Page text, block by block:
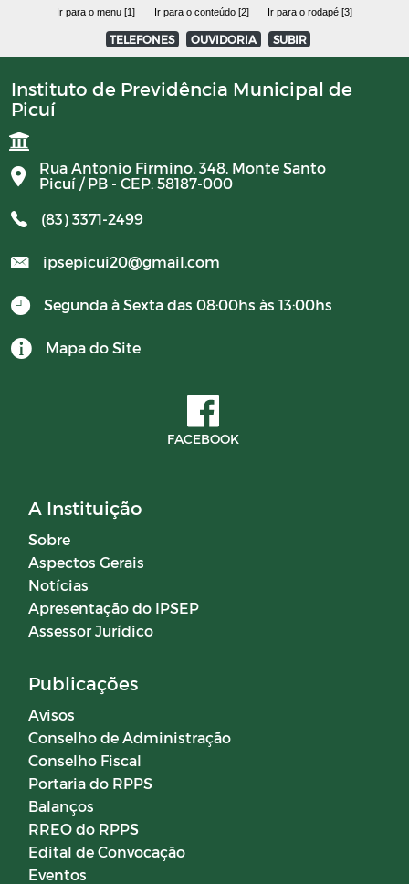
Ir para o menu [1] Ir para o conteúdo [2] Ir para o rodapé [3]
TELEFONES OUVIDORIA SUBIR
Instituto de Previdência Municipal de
Picuí
Rua Antonio Firmino, 348, Monte Santo
Picuí / PB - CEP: 58187-000
(83) 3371-2499
ipsepicui20@gmail.com
Segunda à Sexta das 08:00hs às 13:00hs
Mapa do Site
FACEBOOK
A Instituição
Sobre
Aspectos Gerais
Notícias
Apresentação do IPSEP
Assessor Jurídico
Publicações
Avisos
Conselho de Administração
Conselho Fiscal
Portaria do RPPS
Balanços
RREO do RPPS
Edital de Convocação
Eventos